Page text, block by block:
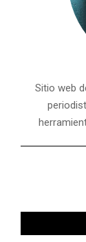
Sitio web